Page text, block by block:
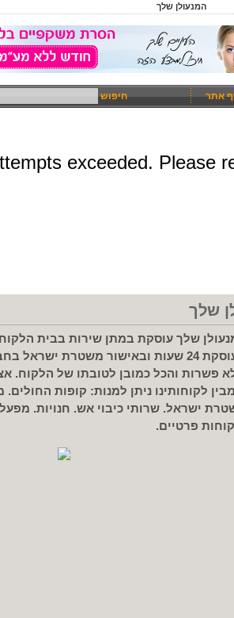
המנעולן שלך
אתר חיפוש
שלך
שלך עוסקת במתן שירות בבית
חברתנו עוסקת 24 שעות ובאישור משטרת
פשרות והכל כמובן לטובתו של הלקוח.
לקוחותינו ניתן למנות: קופות
ישראל. שרותי כיבוי אש. חנויות.
פרטיים.